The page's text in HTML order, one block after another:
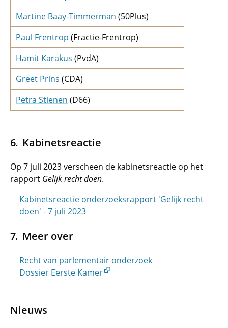
Martine Baay-Timmerman (50Plus)
Paul Frentrop (Fractie-Frentrop)
Hamit Karakus (PvdA)
Greet Prins (CDA)
Petra Stienen (D66)
Kabinetsreactie
Op 7 juli 2023 verscheen de kabinetsreactie op het
rapport Gelijk recht doen.
Kabinetsreactie onderzoeksrapport 'Gelijk recht
doen' - 7 juli 2023
Meer over
Recht van parlementair onderzoek
Dossier Eerste Kamer
Nieuws